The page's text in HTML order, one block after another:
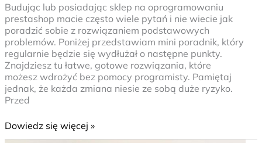
Budując lub posiadając sklep na oprogramowaniu
prestashop macie często wiele pytań i nie wiecie jak
poradzić sobie z rozwiązaniem podstawowych
problemów. Poniżej przedstawiam mini poradnik, który
regularnie będzie się wydłużał o następne punkty.
Znajdziesz tu łatwe, gotowe rozwiązania, które
możesz wdrożyć bez pomocy programisty. Pamiętaj
jednak, że każda zmiana niesie ze sobą duże ryzyko.
Przed
Dowiedz się więcej »